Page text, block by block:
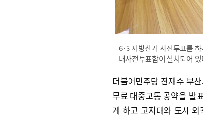
6·3 지방선거 사전투표를
내사전투표함이 설치되어
더불어민주당 전재수 부
무료 대중교통 공약을 발
게 하고 고지대와 도시